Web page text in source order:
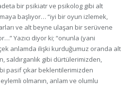
bir psikiatr ve psikolog gibi alt
başlıyor… “iyi bir oyun izlemek,
ve alt beyne ulaşan bir serüvene
Yazıcı diyor ki; “onunla (yani
anlamda ilişki kurduğumuz oranda alt
saldırganlık gibi dürtülerimizden,
pasif çıkar beklentilerimizden
olmanın, anlam ve olumlu